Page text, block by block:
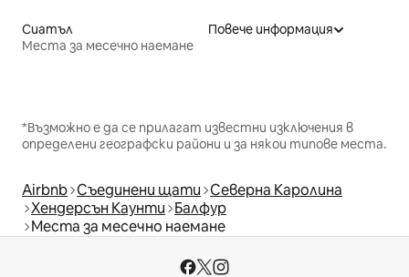
Сиатъл
Места за месечно наемане
Повече информация
*Възможно е да се прилагат известни изключения в
определени географски райони и за някои типове места.
Airbnb Съединени щати Северна Каролина
Хендерсън Каунти Балфур
Места за месечно наемане